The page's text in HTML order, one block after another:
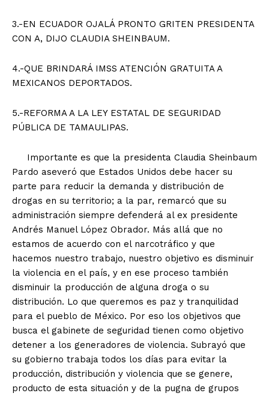
3.-EN ECUADOR OJALÁ PRONTO GRITEN PRESIDENTA
CON A, DIJO CLAUDIA SHEINBAUM.
4.-QUE BRINDARÁ IMSS ATENCIÓN GRATUITA A
MEXICANOS DEPORTADOS.
5.-REFORMA A LA LEY ESTATAL DE SEGURIDAD
PÚBLICA DE TAMAULIPAS.
Importante es que la presidenta Claudia Sheinbaum
Pardo aseveró que Estados Unidos debe hacer su
parte para reducir la demanda y distribución de
drogas en su territorio; a la par, remarcó que su
administración siempre defenderá al ex presidente
Andrés Manuel López Obrador. Más allá que no
estamos de acuerdo con el narcotráfico y que
hacemos nuestro trabajo, nuestro objetivo es disminuir
la violencia en el país, y en ese proceso también
disminuir la producción de alguna droga o su
distribución. Lo que queremos es paz y tranquilidad
para el pueblo de México. Por eso los objetivos que
busca el gabinete de seguridad tienen como objetivo
detener a los generadores de violencia. Subrayó que
su gobierno trabaja todos los días para evitar la
producción, distribución y violencia que se genere,
producto de esta situación y de la pugna de grupos